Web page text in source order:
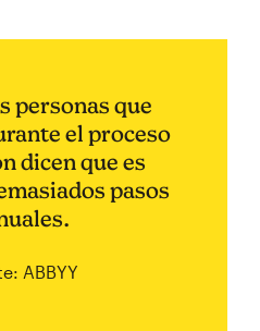
personas que
el proceso
dicen que es
pasos
ABBYY